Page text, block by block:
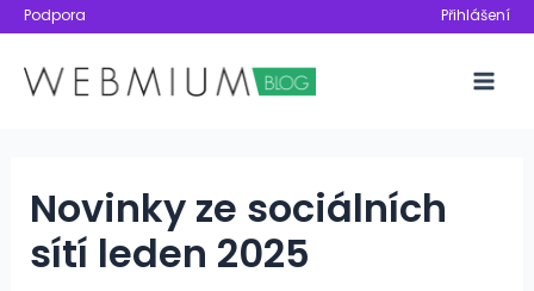
Přeskočit
obsah
Podpora Přihlášení
Novinky ze sociálních
sítí leden 2025